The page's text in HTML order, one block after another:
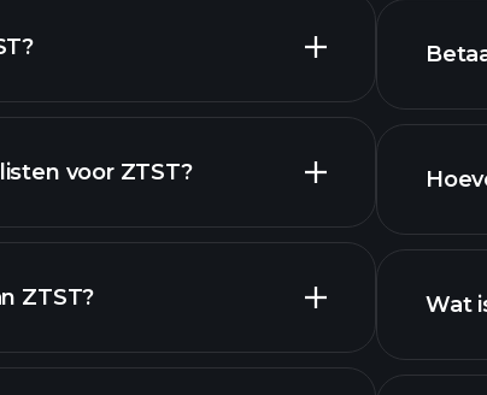
ZTST grafiek.
voor ZTST?
ZTST? Wat